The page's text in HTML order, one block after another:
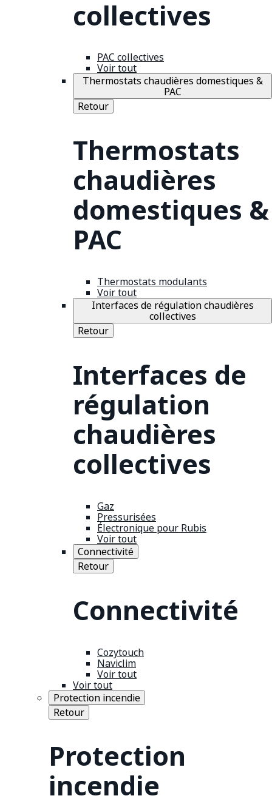
collectives
PAC collectives
Voir tout
Thermostats chaudières domestiques &
PAC
Retour
Thermostats
chaudières
domestiques &
PAC
Thermostats modulants
Voir tout
Interfaces de régulation chaudières
collectives
Retour
Interfaces de
régulation
chaudières
collectives
Gaz
Pressurisées
Électronique pour Rubis
Voir tout
Connectivité
Retour
Connectivité
Cozytouch
Naviclim
Voir tout
Voir tout
Protection incendie
Retour
Protection
incendie